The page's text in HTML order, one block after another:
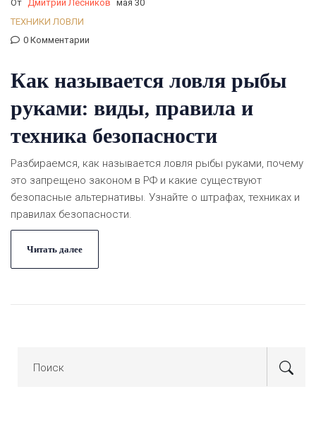
От Дмитрий Лесников мая 30
ТЕХНИКИ ЛОВЛИ
0 Комментарии
Как называется ловля рыбы
руками: виды, правила и
техника безопасности
Разбираемся, как называется ловля рыбы руками, почему
это запрещено законом в РФ и какие существуют
безопасные альтернативы. Узнайте о штрафах, техниках и
правилах безопасности.
Читать далее